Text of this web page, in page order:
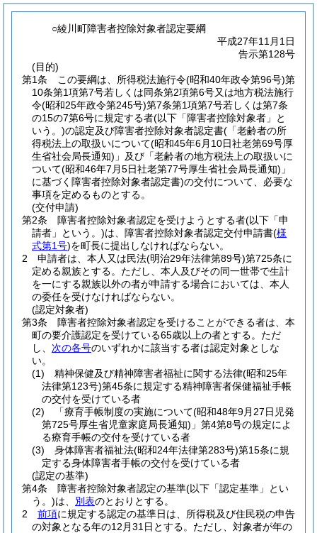
○綾川町障害者控除対象者認定要綱
平成27年11月1日
告示第128号
(目的)
第1条
この要綱は、所得税法施行令(昭和40年政令第96号)第
10条第1項第7号若しくは同条第2項第6号又は地方税法施行
令(昭和25年政令第245号)第7条第1項第7号若しくは第7条
の15の7第6号に規定する者(以下「障害者控除対象者」と
いう。)の認定及び障害者控除対象者認定書(「老齢者の所
得税法上の取扱いについて(昭和45年6月10日社老第69号厚
生省社会局長通知) 」及び「老齢者の地方税法上の取扱いに
ついて(昭和46年7月5日社老第77号厚生省社会局長通知) 」
に基づく障害者控除対象者認定書)の交付について、必要な
事項を定めるものとする。
(交付申請)
第2条
障害者控除対象者認定を受けようとする者(以下「申
請者」という。)は、障害者控除対象者認定交付申請書(様
式第1号)を町長に提出しなければならない。
2
申請者は、本人又は民法(明治29年法律第89号)第725条に
定める親族とする。 ただし、本人及びその同一世帯で生計
を一にする親族以外の者が申請する場合においては、本人
の委任を受けなければならない。
(認定対象者)
第3条
障害者控除対象者認定を受けることができる者は、本
町の要介護認定を受けている65歳以上の者とする。 ただ
し、 次の各号のいずれかに該当する者は認定対象としな
い。
(1)
精神保健及び精神障害者福祉に関する法律(昭和25年
法律第123号)第45条に規定する精神障害者保健福祉手帳
の交付を受けている者
(2)
「療育手帳制度の実施について(昭和48年9月27日児発
第725号厚生省児童家庭局長通知) 」第4第8号の規定によ
る療育手帳の交付を受けている者
(3)
身体障害者福祉法(昭和24年法律第283号)第15条に規
定する身体障害者手帳の交付を受けている者
(認定の基準)
第4条
障害者控除対象者認定の基準(以下「認定基準」とい
う。)は、 別表のとおりとする。
2
前項に規定する認定の基準日は、所得税及び住民税の申告
の対象となる年の12月31日とする。 ただし、対象者が年の